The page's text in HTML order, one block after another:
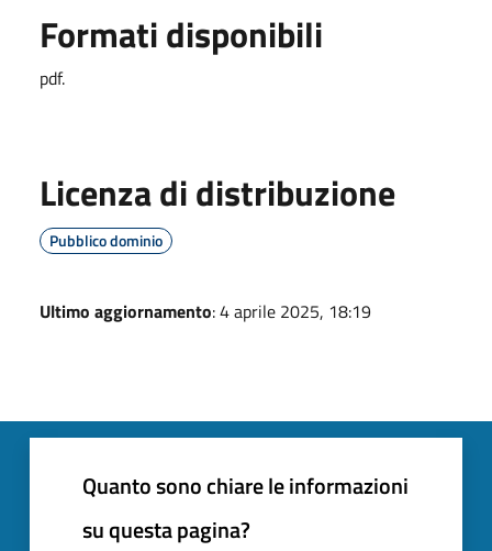
Formati disponibili
pdf.
Licenza di distribuzione
Pubblico dominio
Ultimo aggiornamento: 4 aprile 2025, 18:19
Quanto sono chiare le informazioni
su questa pagina?